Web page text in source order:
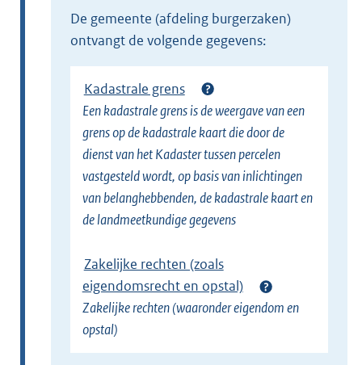
l
i
e
i
k
)
de gemeente (afdeling burgerzaken)
ontvangt de volgende gegevens:
Kadastrale grens
Een kadastrale grens is de weergave van een
grens op de kadastrale kaart die door de
dienst van het Kadaster tussen percelen
vastgesteld wordt, op basis van inlichtingen
van belanghebbenden, de kadastrale kaart en
de landmeetkundige gegevens
Zakelijke rechten (zoals
eigendomsrecht en opstal)
Zakelijke rechten (waaronder eigendom en
opstal)